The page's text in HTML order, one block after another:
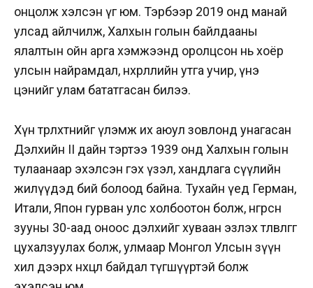
онцолж хэлсэн үг юм. Тэрбээр 2019 онд манай
улсад айлчилж, Халхын голын байлдааны
ялалтын ойн арга хэмжээнд оролцсон нь хоёр
улсын найрамдал, нөхөрлөлийн утга учир, үнэ
цэнийг улам бататгасан билээ.
Хүн төрөлхтнийг үлэмж их аюул зовлонд унагасан
Дэлхийн II дайн тэртээ 1939 онд Халхын голын
тулаанаар эхэлсэн гэх үзэл, хандлага сүүлийн
жилүүдэд бий болоод байна. Тухайн үед Герман,
Итали, Япон гурван улс холбоотон болж, өнгөрсөн
зууны 30-аад оноос дэлхийг хуваан эзлэх төлөвлөгөөгөө
цухалзуулах болж, улмаар Монгол Улсын зүүн
хил дээрх нөхцөл байдал түгшүүртэй болж